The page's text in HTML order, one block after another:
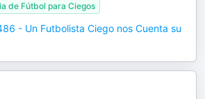
de Fútbol para Ciegos
- Un Futbolista Ciego nos Cuenta su